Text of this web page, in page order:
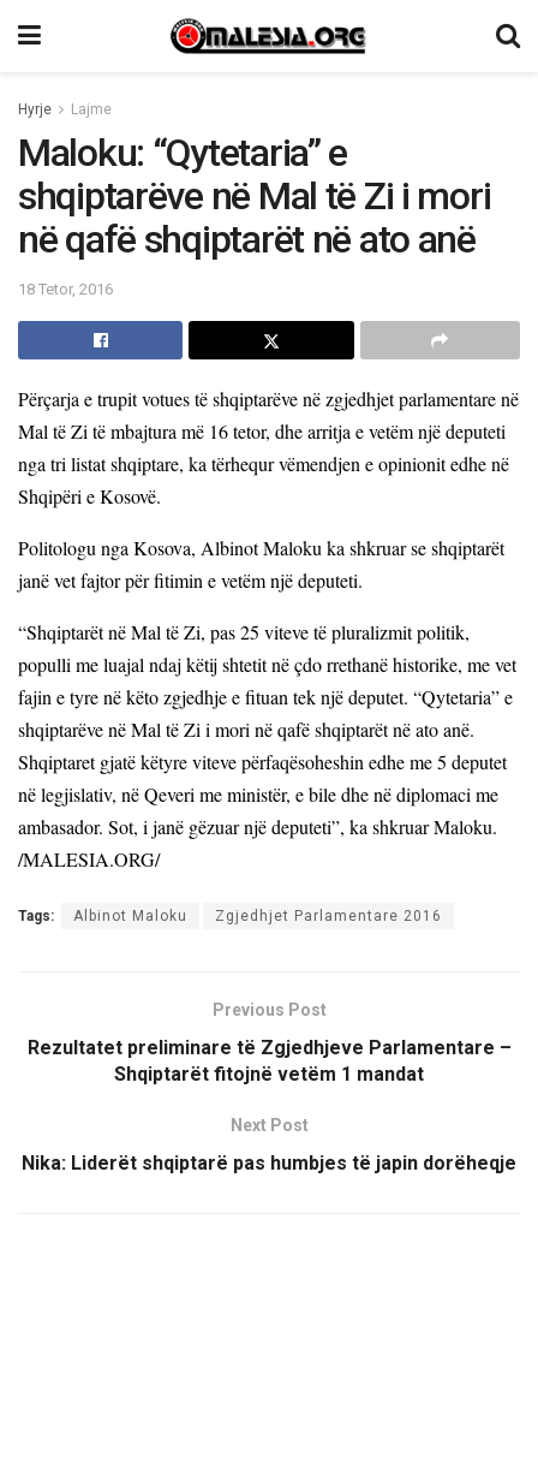
Hyrje Lajme
Maloku: “Qytetaria” e
shqiptarëve në Mal të Zi i mori
në qafë shqiptarët në ato anë
18 Tetor, 2016
Përçarja e trupit votues të shqiptarëve në zgjedhjet parlamentare në
Mal të Zi të mbajtura më 16 tetor, dhe arritja e vetëm një deputeti
nga tri listat shqiptare, ka tërhequr vëmendjen e opinionit edhe në
Shqipëri e Kosovë.
Politologu nga Kosova, Albinot Maloku ka shkruar se shqiptarët
janë vet fajtor për fitimin e vetëm një deputeti.
“Shqiptarët në Mal të Zi, pas 25 viteve të pluralizmit politik,
populli me luajal ndaj këtij shtetit në çdo rrethanë historike, me vet
fajin e tyre në këto zgjedhje e fituan tek një deputet. “Qytetaria” e
shqiptarëve në Mal të Zi i mori në qafë shqiptarët në ato anë.
Shqiptaret gjatë këtyre viteve përfaqësoheshin edhe me 5 deputet
në legjislativ, në Qeveri me ministër, e bile dhe në diplomaci me
ambasador. Sot, i janë gëzuar një deputeti”, ka shkruar Maloku.
/MALESIA.ORG/
Tags: Albinot Maloku Zgjedhjet Parlamentare 2016
Previous Post
Rezultatet preliminare të Zgjedhjeve Parlamentare –
Shqiptarët fitojnë vetëm 1 mandat
Next Post
Nika: Liderët shqiptarë pas humbjes të japin dorëheqje